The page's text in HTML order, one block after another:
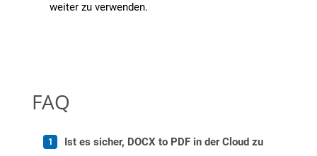
weiter zu verwenden.
FAQ
Ist es sicher, DOCX to PDF in der Cloud zu